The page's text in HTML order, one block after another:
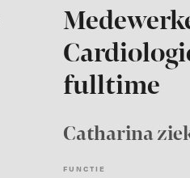
fulltime
Catharina
FUNCTIE